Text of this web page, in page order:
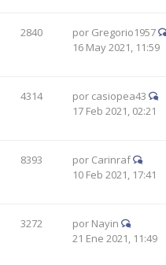
2840 por Gregorio1957
16 May 2021, 11:59
4314 por casiopea43
17 Feb 2021, 02:21
8393 por Carinraf
10 Feb 2021, 17:41
3272 por Nayin
21 Ene 2021, 11:49